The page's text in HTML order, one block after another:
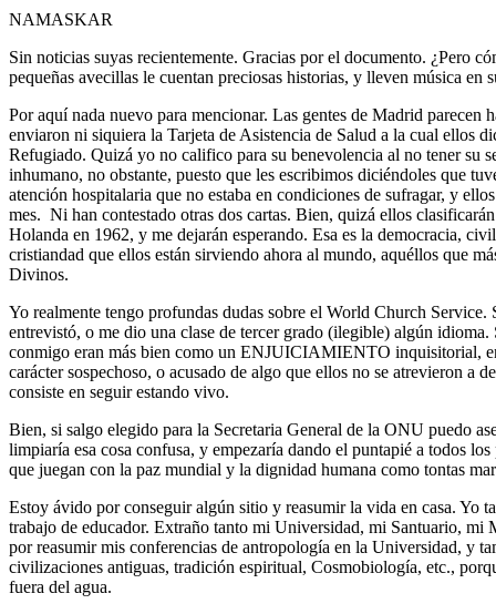
NAMASKAR
Sin noticias suyas recientemente. Gracias por el documento. ¿Pero
pequeñas avecillas le cuentan preciosas historias, y lleven música en
Por aquí nada nuevo para mencionar. Las gentes de Madrid parecen
enviaron ni siquiera la Tarjeta de Asistencia de Salud a la cual ellos
Refugiado. Quizá yo no califico para su benevolencia al no tener su
inhumano, no obstante, puesto que les escribimos diciéndoles que
atención hospitalaria que no estaba en condiciones de sufragar, y
mes. Ni han contestado otras dos cartas. Bien, quizá ellos
Holanda en 1962, y me dejarán esperando. Esa es la democracia,
cristiandad que ellos están sirviendo ahora al mundo, aquéllos que
Divinos.
Yo realmente tengo profundas dudas sobre el World Church Service.
entrevistó, o me dio una clase de tercer grado (ilegible) algún idioma.
conmigo eran más bien como un ENJUICIAMIENTO inquisitorial,
carácter sospechoso, o acusado de algo que ellos no se atrevieron a
consiste en seguir estando vivo.
Bien, si salgo elegido para la Secretaria General de la ONU puedo
limpiaría esa cosa confusa, y empezaría dando el puntapié a todos
que juegan con la paz mundial y la dignidad humana como tontas
Estoy ávido por conseguir algún sitio y reasumir la vida en casa. Yo
trabajo de educador. Extraño tanto mi Universidad, mi Santuario, mi
por reasumir mis conferencias de antropología en la Universidad, y
civilizaciones antiguas, tradición espiritual, Cosmobiología, etc.,
fuera del agua.